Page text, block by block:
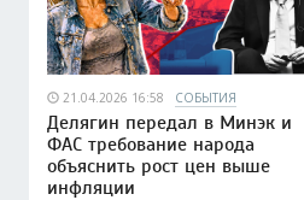
21.04.2026 16:58 СОБЫТИЯ
Делягин передал в Минэк и
ФАС требование народа
объяснить рост цен выше
инфляции